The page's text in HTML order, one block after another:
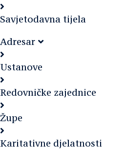
Savjetodavna tijela
Adresar
Ustanove
Redovničke zajednice
Župe
Karitativne djelatnosti